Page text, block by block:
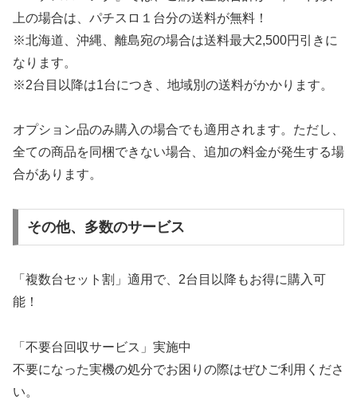
上の場合は、パチスロ１台分の送料が無料！
※北海道、沖縄、離島宛の場合は送料最大2,500円引きに
なります。
※2台目以降は1台につき、地域別の送料がかかります。
オプション品のみ購入の場合でも適用されます。ただし、
全ての商品を同梱できない場合、追加の料金が発生する場
合があります。
その他、多数のサービス
「複数台セット割」適用で、2台目以降もお得に購入可
能！
「不要台回収サービス」実施中
不要になった実機の処分でお困りの際はぜひご利用くださ
い。